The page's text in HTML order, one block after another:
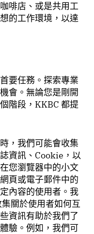
啡店、或是共用工
的工作環境，以達
要任務。探索專業
會。無論您是剛開
階段，KKBC 都提
，我們可能會收集
資訊、Cookie，以
您瀏覽器中的小文
頁或電子郵件中的
內容的使用者。我
關於使用者如何互
資訊有助於我們了
驗。例如，我們可